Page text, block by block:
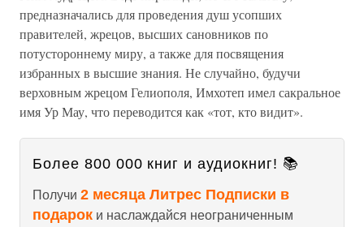
предназначались для проведения душ усопших
правителей, жрецов, высших сановников по
потустороннему миру, а также для посвящения
избранных в высшие знания. Не случайно, будучи
верховным жрецом Гелиополя, Имхотеп имел сакральное
имя Ур Мау, что переводится как «тот, кто видит».
Более 800 000 книг и аудиокниг! 📚
Получи 2 месяца Литрес Подписки в
подарок и наслаждайся неограниченным